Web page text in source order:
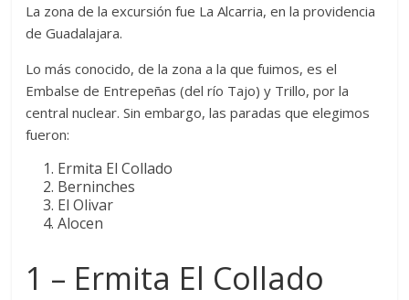
La zona de la excursión fue La Alcarria, en la providencia
de Guadalajara.
Lo más conocido, de la zona a la que fuimos, es el
Embalse de Entrepeñas (del río Tajo) y Trillo, por la
central nuclear. Sin embargo, las paradas que elegimos
fueron:
Ermita El Collado
Berninches
El Olivar
Alocen
1 – Ermita El Collado